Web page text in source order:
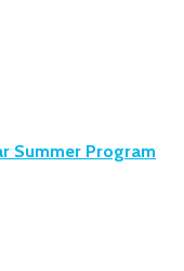
Summer Program